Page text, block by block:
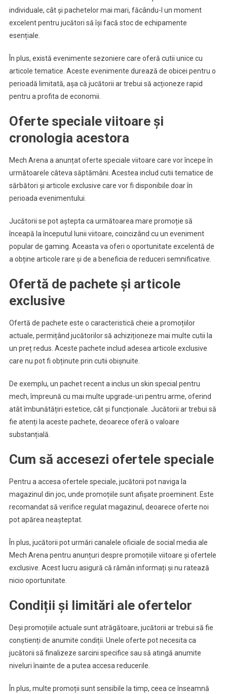
individuale, cât și pachetelor mai mari, făcându-l un moment
excelent pentru jucători să își facă stoc de echipamente
esențiale.
În plus, există evenimente sezoniere care oferă cutii unice cu
articole tematice. Aceste evenimente durează de obicei pentru o
perioadă limitată, așa că jucătorii ar trebui să acționeze rapid
pentru a profita de economii.
Oferte speciale viitoare și
cronologia acestora
Mech Arena a anunțat oferte speciale viitoare care vor începe în
următoarele câteva săptămâni. Acestea includ cutii tematice de
sărbători și articole exclusive care vor fi disponibile doar în
perioada evenimentului.
Jucătorii se pot aștepta ca următoarea mare promoție să
înceapă la începutul lunii viitoare, coincizând cu un eveniment
popular de gaming. Aceasta va oferi o oportunitate excelentă de
a obține articole rare și de a beneficia de reduceri semnificative.
Ofertă de pachete și articole
exclusive
Ofertă de pachete este o caracteristică cheie a promoțiilor
actuale, permițând jucătorilor să achiziționeze mai multe cutii la
un preț redus. Aceste pachete includ adesea articole exclusive
care nu pot fi obținute prin cutii obișnuite.
De exemplu, un pachet recent a inclus un skin special pentru
mech, împreună cu mai multe upgrade-uri pentru arme, oferind
atât îmbunătățiri estetice, cât și funcționale. Jucătorii ar trebui să
fie atenți la aceste pachete, deoarece oferă o valoare
substanțială.
Cum să accesezi ofertele speciale
Pentru a accesa ofertele speciale, jucătorii pot naviga la
magazinul din joc, unde promoțiile sunt afișate proeminent. Este
recomandat să verifice regulat magazinul, deoarece oferte noi
pot apărea neașteptat.
În plus, jucătorii pot urmări canalele oficiale de social media ale
Mech Arena pentru anunțuri despre promoțiile viitoare și ofertele
exclusive. Acest lucru asigură că rămân informați și nu ratează
nicio oportunitate.
Condiții și limitări ale ofertelor
Deși promoțiile actuale sunt atrăgătoare, jucătorii ar trebui să fie
conștienți de anumite condiții. Unele oferte pot necesita ca
jucătorii să finalizeze sarcini specifice sau să atingă anumite
niveluri înainte de a putea accesa reducerile.
În plus, multe promoții sunt sensibile la timp, ceea ce înseamnă